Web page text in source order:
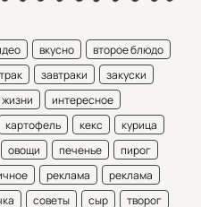
вкусно
второе блюдо
завтраки
закуски
интересное
картофель кекс
курица
овощи печенье
пирог
реклама
реклама
советы сыр
творог